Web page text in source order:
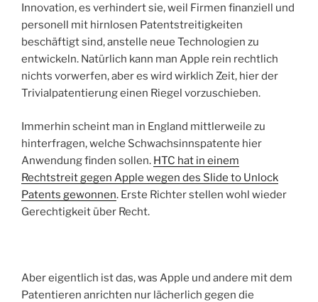
Innovation, es verhindert sie, weil Firmen finanziell und
personell mit hirnlosen Patentstreitigkeiten
beschäftigt sind, anstelle neue Technologien zu
entwickeln. Natürlich kann man Apple rein rechtlich
nichts vorwerfen, aber es wird wirklich Zeit, hier der
Trivialpatentierung einen Riegel vorzuschieben.
Immerhin scheint man in England mittlerweile zu
hinterfragen, welche Schwachsinnspatente hier
Anwendung finden sollen. HTC hat in einem
Rechtstreit gegen Apple wegen des Slide to Unlock
Patents gewonnen. Erste Richter stellen wohl wieder
Gerechtigkeit über Recht.
Aber eigentlich ist das, was Apple und andere mit dem
Patentieren anrichten nur lächerlich gegen die